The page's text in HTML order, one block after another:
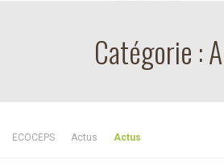
Catégorie :
ECOCEPS Actus Actus